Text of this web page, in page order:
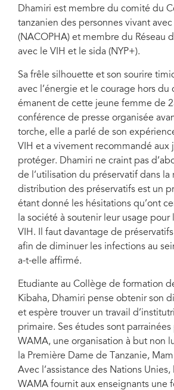
Dhamiri est membre du comité du
tanzanien des personnes vivant
(NACOPHA) et membre du Réseau
avec le VIH et le sida (NYP+).
Sa frêle silhouette et son sourire
avec l’énergie et le courage hors du
émanent de cette jeune femme de
conférence de presse organisée
torche, elle a parlé de son
VIH et a vivement recommandé aux
protéger. Dhamiri ne craint pas
de l’utilisation du préservatif dans la
distribution des préservatifs est un
étant donné les hésitations qu’ont
la société à soutenir leur usage
VIH. Il faut davantage de
afin de diminuer les infections au
a-t-elle affirmé.
Etudiante au Collège de formation
Kibaha, Dhamiri pense obtenir son
et espère trouver un travail
primaire. Ses études sont
WAMA, une organisation à but non
la Première Dame de Tanzanie,
Avec l’assistance des Nations
WAMA fournit aux enseignants une